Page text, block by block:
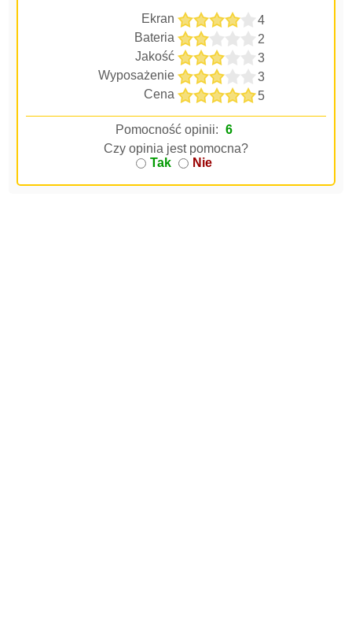
Ekran
4
Bateria
2
Jakość
3
Wyposażenie
3
Cena
5
Pomocność opinii: 6
Czy opinia jest pomocna?
Tak
Nie